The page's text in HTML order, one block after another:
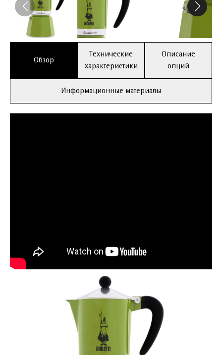
Обзор
Технические
характеристики
Описание
опций
Информационные материалы